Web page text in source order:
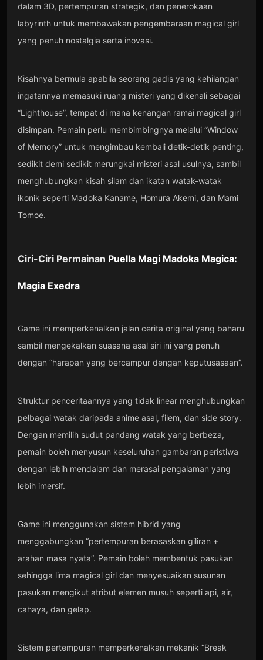
dalam 3D, pertempuran strategik, dan penerokaan
labyrinth untuk membawakan pengembaraan magical girl
yang penuh nostalgia serta inovasi.
Kisahnya bermula apabila seorang gadis yang kehilangan
ingatannya memasuki ruang misteri yang dikenali sebagai
“Lighthouse”, tempat di mana kenangan ramai magical girl
disimpan. Pemain perlu membimbingnya melalui “Window
of Memory” untuk mengimbau kembali detik-detik penting,
sedikit demi sedikit merungkai misteri asal usulnya, sambil
menghubungkan kisah silam dan ikatan watak-watak
ikonik seperti Madoka Kaname, Homura Akemi, dan Mami
Tomoe.
Ciri-Ciri Permainan Puella Magi Madoka Magica:
Magia Exedra
Game ini memperkenalkan jalan cerita original yang baharu
sambil mengekalkan suasana asal siri ini yang penuh
dengan “harapan yang bercampur dengan keputusasaan”.
Struktur penceritaannya yang tidak linear menghubungkan
pelbagai watak daripada anime asal, filem, dan side story.
Dengan memilih sudut pandang watak yang berbeza,
pemain boleh menyusun keseluruhan gambaran peristiwa
dengan lebih mendalam dan merasai pengalaman yang
lebih imersif.
Game ini menggunakan sistem hibrid yang
menggabungkan “pertempuran berasaskan giliran +
arahan masa nyata”. Pemain boleh membentuk pasukan
sehingga lima magical girl dan menyesuaikan susunan
pasukan mengikut atribut elemen musuh seperti api, air,
cahaya, dan gelap.
Sistem pertempuran memperkenalkan mekanik “Break